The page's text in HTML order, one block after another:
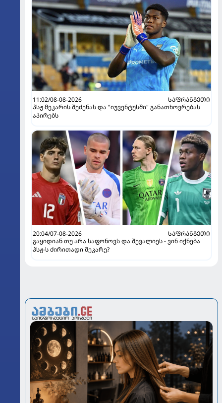
11:02/08-08-2026
ᲡᲐᲤᲠᲐᲜᲒᲔᲗᲘ
პსჟ მეკარის შეძენას და "იუვენტუსში" განათხოვრებას
აპირებს
20:04/07-08-2026
ᲡᲐᲤᲠᲐᲜᲒᲔᲗᲘ
გაყიდიან თუ არა საფონოვს და შევალიეს - ვინ იქნება
პსჟ-ს ძირითადი მეკარე?